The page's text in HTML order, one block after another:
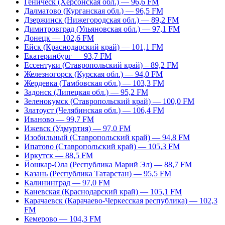
Геническ (Херсонская обл.) — 96,6 FM
Далматово (Курганская обл.) — 96,5 FM
Дзержинск (Нижегородская обл.) — 89,2 FM
Димитровград (Ульяновская обл.) — 97,1 FM
Донецк — 102,6 FM
Ейск (Краснодарский край) — 101,1 FM
Екатеринбург — 93,7 FM
Ессентуки (Ставропольский край) – 89,2 FM
Железногорск (Курская обл.) — 94,0 FM
Жердевка (Тамбовская обл.) — 103,3 FM
Задонск (Липецкая обл.) — 95,2 FM
Зеленокумск (Ставропольский край) — 100,0 FM
Златоуст (Челябинская обл.) — 106,4 FM
Иваново — 99,7 FM
Ижевск (Удмуртия) — 97,0 FM
Изобильный (Ставропольский край) — 94,8 FM
Ипатово (Ставропольский край) — 105,3 FM
Иркутск — 88,5 FM
Йошкар-Ола (Республика Марий Эл) — 88,7 FM
Казань (Республика Татарстан) — 95,5 FM
Калининград — 97,0 FM
Каневская (Краснодарский край) — 105,1 FM
Карачаевск (Карачаево-Черкесская республика) — 102,3
FM
Кемерово — 104,3 FM